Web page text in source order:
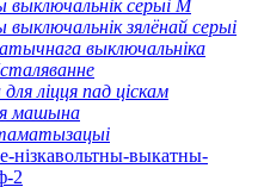
серыі M
зялёнай серыі
выключальніка
ліцця пад ціскам
машына